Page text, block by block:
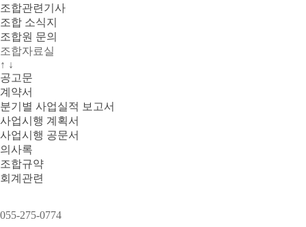
조합관련기사
조합 소식지
조합원 문의
조합자료실
↑ ↓
공고문
계약서
분기별 사업실적 보고서
사업시행 계획서
사업시행 공문서
의사록
조합규약
회계관련
055-275-0774